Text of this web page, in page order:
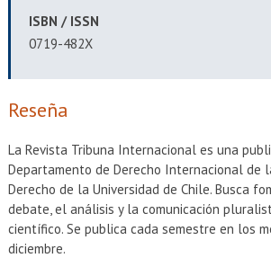
ISBN / ISSN
0719-482X
Reseña
La Revista Tribuna Internacional es una
Departamento de Derecho Internacional de
Derecho de la Universidad de Chile. Busca
debate, el análisis y la comunicación
científico. Se publica cada semestre en los
diciembre.